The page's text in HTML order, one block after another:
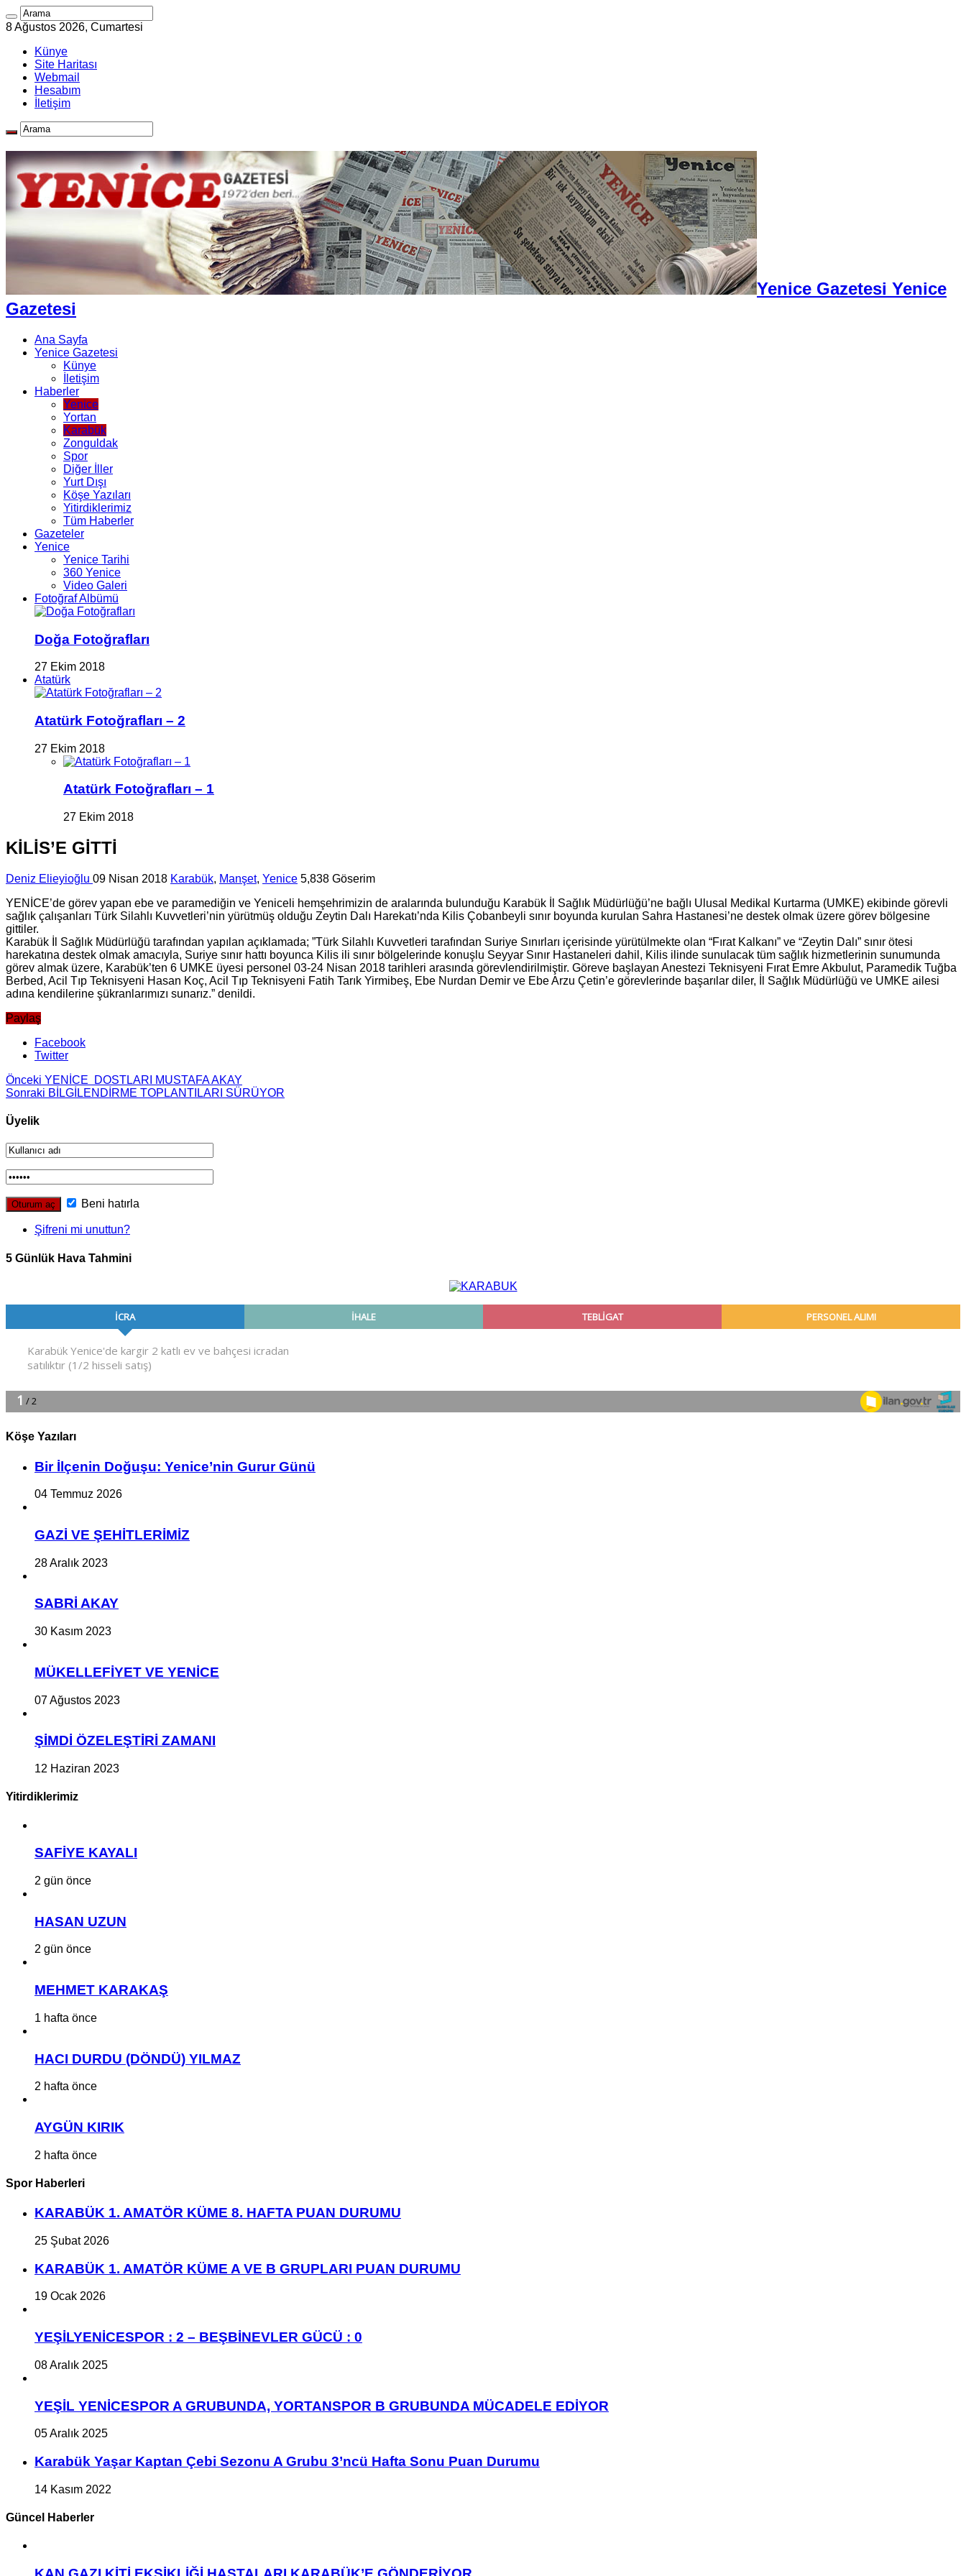
8 Ağustos 2026, Cumartesi
Künye
Site Haritası
Webmail
Hesabım
İletişim
Yenice Gazetesi Yenice
Gazetesi
Ana Sayfa
Yenice Gazetesi
Künye
İletişim
Haberler
Yenice
Yortan
Karabük
Zonguldak
Spor
Diğer İller
Yurt Dışı
Köşe Yazıları
Yitirdiklerimiz
Tüm Haberler
Gazeteler
Yenice
Yenice Tarihi
360 Yenice
Video Galeri
Fotoğraf Albümü
Doğa Fotoğrafları
27 Ekim 2018
Atatürk
Atatürk Fotoğrafları – 2
27 Ekim 2018
Atatürk Fotoğrafları – 1
27 Ekim 2018
KİLİS’E GİTTİ
Deniz Elieyioğlu 09 Nisan 2018 Karabük, Manşet, Yenice 5,838 Göserim
YENİCE’de görev yapan ebe ve paramediğin ve Yeniceli hemşehrimizin de aralarında bulunduğu Karabük İl Sağlık Müdürlüğü’ne bağlı Ulusal Medikal Kurtarma (UMKE) ekibinde görevli
sağlık çalışanları Türk Silahlı Kuvvetleri’nin yürütmüş olduğu Zeytin Dalı Harekatı’nda Kilis Çobanbeyli sınır boyunda kurulan Sahra Hastanesi’ne destek olmak üzere görev bölgesine
gittiler.
Karabük İl Sağlık Müdürlüğü tarafından yapılan açıklamada; ”Türk Silahlı Kuvvetleri tarafından Suriye Sınırları içerisinde yürütülmekte olan “Fırat Kalkanı” ve “Zeytin Dalı” sınır ötesi
harekatına destek olmak amacıyla, Suriye sınır hattı boyunca Kilis ili sınır bölgelerinde konuşlu Seyyar Sınır Hastaneleri dahil, Kilis ilinde sunulacak tüm sağlık hizmetlerinin sunumunda
görev almak üzere, Karabük’ten 6 UMKE üyesi personel 03-24 Nisan 2018 tarihleri arasında görevlendirilmiştir. Göreve başlayan Anestezi Teknisyeni Fırat Emre Akbulut, Paramedik Tuğba
Berbed, Acil Tıp Teknisyeni Hasan Koç, Acil Tıp Teknisyeni Fatih Tarık Yirmibeş, Ebe Nurdan Demir ve Ebe Arzu Çetin’e görevlerinde başarılar diler, İl Sağlık Müdürlüğü ve UMKE ailesi
adına kendilerine şükranlarımızı sunarız.” denildi.
Paylaş
Facebook
Twitter
Önceki YENİCE DOSTLARI MUSTAFA AKAY
Sonraki BİLGİLENDİRME TOPLANTILARI SÜRÜYOR
Üyelik
Beni hatırla
Şifreni mi unuttun?
5 Günlük Hava Tahmini
Köşe Yazıları
Bir İlçe­nin Do­ğu­şu: Ye­ni­ce’nin Gurur Günü
04 Temmuz 2026
GAZİ VE ŞEHİTLERİMİZ
28 Aralık 2023
SABRİ AKAY
30 Kasım 2023
MÜKELLEFİYET VE YENİCE
07 Ağustos 2023
ŞİMDİ ÖZELEŞTİRİ ZAMANI
12 Haziran 2023
Yitirdiklerimiz
SAFİYE KAYALI
2 gün önce
HASAN UZUN
2 gün önce
MEHMET KARAKAŞ
1 hafta önce
HACI DURDU (DÖNDÜ) YILMAZ
2 hafta önce
AYGÜN KIRIK
2 hafta önce
Spor Haberleri
KARABÜK 1. AMATÖR KÜME 8. HAFTA PUAN DURUMU
25 Şubat 2026
KARABÜK 1. AMATÖR KÜME A VE B GRUPLARI PUAN DURUMU
19 Ocak 2026
YEŞİLYENİCESPOR : 2 – BEŞBİNEVLER GÜCÜ : 0
08 Aralık 2025
YEŞİL YENİCESPOR A GRUBUNDA, YORTANSPOR B GRUBUNDA MÜCADELE EDİYOR
05 Aralık 2025
Karabük Yaşar Kaptan Çebi Sezonu A Grubu 3’ncü Hafta Sonu Puan Durumu
14 Kasım 2022
Güncel Haberler